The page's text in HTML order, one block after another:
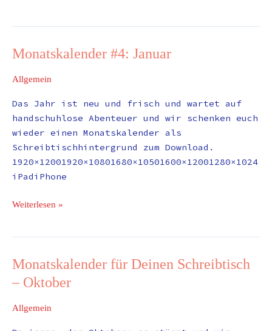
Monatskalender #4: Januar
Allgemein
Das Jahr ist neu und frisch und wartet auf
handschuhlose Abenteuer und wir schenken euch
wieder einen Monatskalender als
Schreibtischhintergrund zum Download.
1920×12001920×10801680×10501600×12001280×1024
iPadiPhone
Monatskalender
Januar
Weiterlesen »
Monatskalender für Deinen Schreibtisch
– Oktober
Allgemein
Monatskalender
Schreibtisch